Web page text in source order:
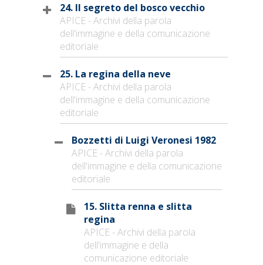
24. Il segreto del bosco vecchio
APICE - Archivi della parola
dell'immagine e della comunicazione
editoriale
25. La regina della neve
APICE - Archivi della parola
dell'immagine e della comunicazione
editoriale
Bozzetti di Luigi Veronesi 1982
APICE - Archivi della parola
dell'immagine e della comunicazione
editoriale
15. Slitta renna e slitta
regina
APICE - Archivi della parola
dell'immagine e della
comunicazione editoriale